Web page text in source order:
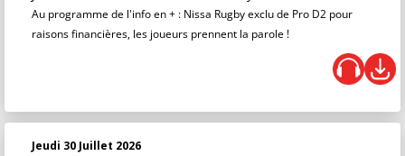
Au programme de l'info en + : Nissa Rugby exclu de Pro D2 pour
raisons financières, les joueurs prennent la parole !
Jeudi 30 Juillet 2026